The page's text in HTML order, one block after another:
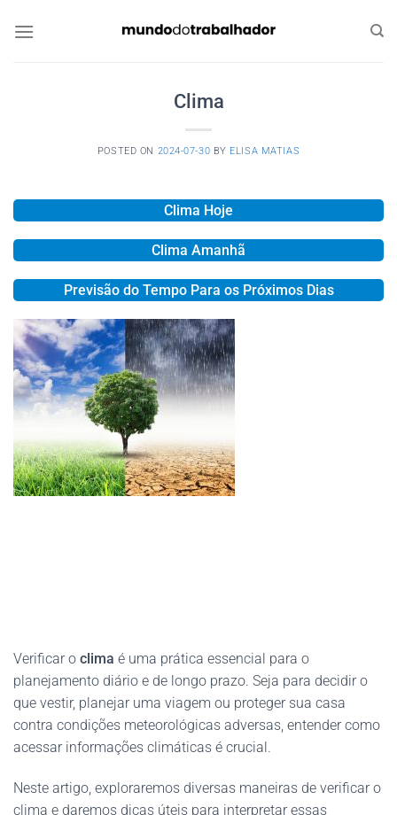
Clima
POSTED ON 2024-07-30 BY ELISA MATIAS
Clima Hoje
Clima Amanhã
Previsão do Tempo Para os Próximos Dias
Verificar o clima é uma prática essencial para o
planejamento diário e de longo prazo. Seja para decidir o
que vestir, planejar uma viagem ou proteger sua casa
contra condições meteorológicas adversas, entender como
acessar informações climáticas é crucial.
Neste artigo, exploraremos diversas maneiras de verificar o
clima e daremos dicas úteis para interpretar essas